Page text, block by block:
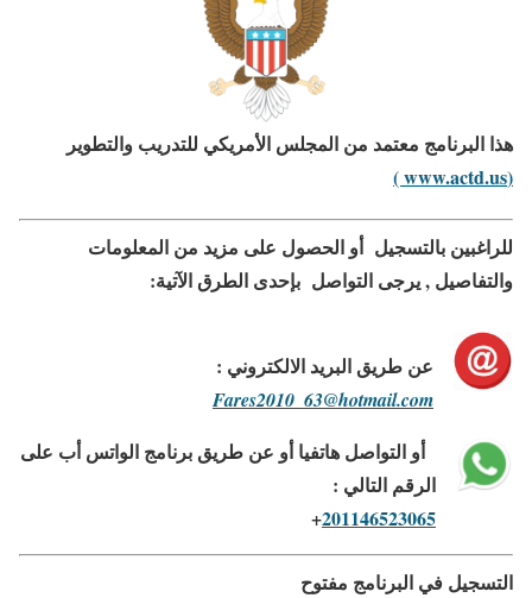
هذا البرنامج معتمد من المجلس الأمريكي للتدريب والتطوير
(www.actd.us )
للراغبين بالتسجيل أو الحصول على مزيد من المعلومات
والتفاصيل ,يرجى التواصل بإحدى الطرق الآتية:
عن طريق البريد الالكتروني :
Fares2010_63@hotmail.com
أو التواصل هاتفيا أو عن طريق برنامج الواتس أب على
الرقم التالي :
201146523065
+
التسجيل في البرنامج مفتوح